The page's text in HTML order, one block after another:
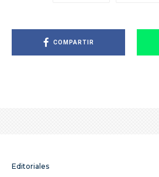
COMPARTIR
Editoriales